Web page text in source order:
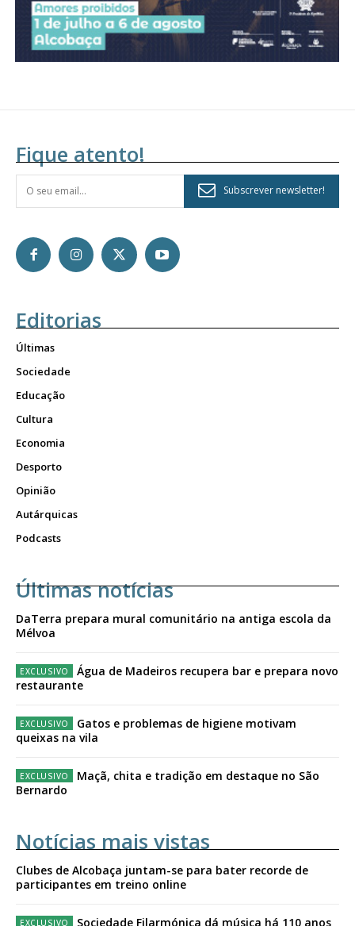
Fique atento!
Subscrever newsletter!
Editorias
Últimas
Sociedade
Educação
Cultura
Economia
Desporto
Opinião
Autárquicas
Podcasts
Últimas notícias
DaTerra prepara mural comunitário na antiga escola da
Mélvoa
Água de Madeiros recupera bar e prepara novo
restaurante
Gatos e problemas de higiene motivam
queixas na vila
Maçã, chita e tradição em destaque no São
Bernardo
Notícias mais vistas
Clubes de Alcobaça juntam-se para bater recorde de
participantes em treino online
Sociedade Filarmónica dá música há 110 anos